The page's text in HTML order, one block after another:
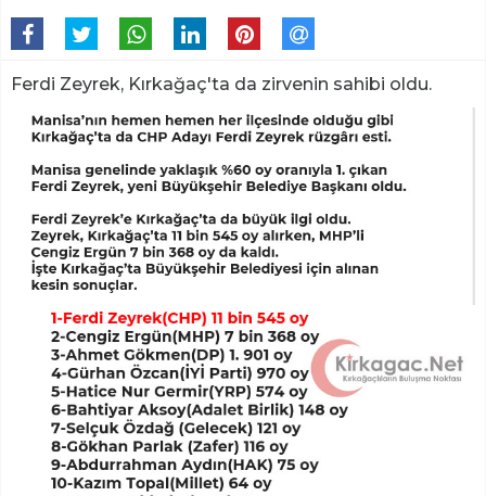
Ferdi Zeyrek, Kırkağaç'ta da zirvenin sahibi oldu.